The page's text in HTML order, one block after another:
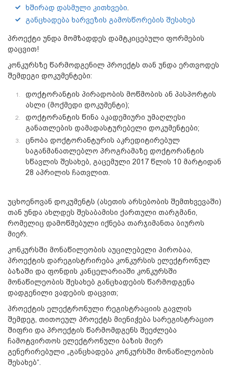
ხშირად დასმული კითხვები
განცხადება ხარვეზის გამოსწორების შესახებ
პროექტი უნდა მომზადდეს დამტკიცებული ფორმების
დაცვით!
კონკურსზე წარმოდგენილ პროექტს თან უნდა ერთვოდეს
შემდეგი დოკუმენტები:
დოქტორანტის პირადობის მოწმობის ან პასპორტის
ასლი (მოქმედი დოკუმენტი);
დოქტორანტის წინა აკადემიური უმაღლესი
განათლების დამადასტურებელი დოკუმენტები;
ცნობა დოქტორანტურის აკრედიტირებულ
საგანმანათლებლო პროგრამაზე დოქტორანტის
სწავლის შესახებ, გაცემული 2017 წლის 10 მარტიდან
28 აპრილის ჩათვლით.
უცხოენოვან დოკუმენტს (ასეთის არსებობის შემთხვევაში)
თან უნდა ახლდეს შესაბამისი ქართული თარგმანი,
რომელიც დამოწმებული იქნება თარჯიმანთა ბიუროს
მიერ.
კონკურსში მონაწილეობის აუცილებელი პირობაა,
პროექტის დარეგისტრირება კონკურსის ელექტრონულ
ბაზაში და ფონდის კანცელარიაში კონკურსში
მონაწილეობის შესახებ განცხადების წარმოდგენა
დადგენილი ვადების დაცვით;
პროექტის ელექტრონული რეგისტრაციის გავლის
შემდეგ, თითოეულ პროექტს მიენიჭება სარეგისტრაციო
შიფრი და პროექტის წარმომდგენს შეეძლება
ჩამოტვირთოს ელექტრონული ბაზის მიერ
გენერირებული „განცხადება კონკურსში მონაწილეობის
შესახებ“.